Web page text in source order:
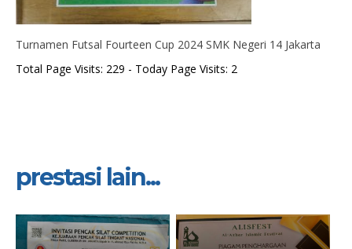
Turnamen Futsal Fourteen Cup 2024 SMK Negeri 14 Jakarta
Total Page Visits: 229 - Today Page Visits: 2
prestasi lain...